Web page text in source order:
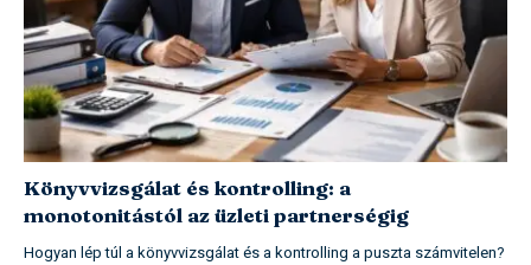
Könyvvizsgálat és kontrolling: a
monotonitástól az üzleti partnerségig
Hogyan lép túl a könyvvizsgálat és a kontrolling a puszta számvitelen?